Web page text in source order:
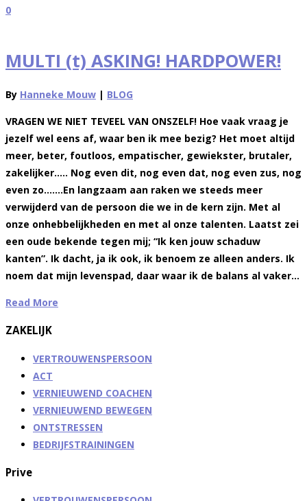
0
MULTI (t) ASKING! HARDPOWER!
By Hanneke Mouw | BLOG
VRAGEN WE NIET TEVEEL VAN ONSZELF! Hoe vaak vraag je
jezelf wel eens af, waar ben ik mee bezig? Het moet altijd
meer, beter, foutloos, empatischer, gewiekster, brutaler,
zakelijker….. Nog even dit, nog even dat, nog even zus, nog
even zo…….En langzaam aan raken we steeds meer
verwijderd van de persoon die we in de kern zijn. Met al
onze onhebbelijkheden en met al onze talenten. Laatst zei
een oude bekende tegen mij; “Ik ken jouw schaduw
kanten”. Ik dacht, ja ik ook, ik benoem ze alleen anders. Ik
noem dat mijn levenspad, daar waar ik de balans al vaker…
Read More
ZAKELIJK
VERTROUWENSPERSOON
ACT
VERNIEUWEND COACHEN
VERNIEUWEND BEWEGEN
ONTSTRESSEN
BEDRIJFSTRAININGEN
Prive